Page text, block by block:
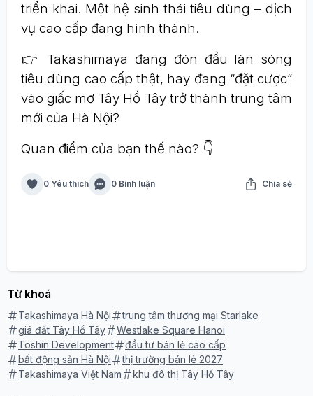
triển khai. Một hệ sinh thái tiêu dùng – dịch
vụ cao cấp đang hình thành.
👉 Takashimaya đang đón đầu làn sóng
tiêu dùng cao cấp thật, hay đang “đặt cược”
vào giấc mơ Tây Hồ Tây trở thành trung tâm
mới của Hà Nội?
Quan điểm của bạn thế nào? 👇
0 Yêu thích 0 Bình luận Chia sẻ
Từ khoá
Takashimaya Hà Nội
trung tâm thương mại Starlake
giá đất Tây Hồ Tây
Westlake Square Hanoi
Toshin Development
đầu tư bán lẻ cao cấp
bất động sản Hà Nội
thị trường bán lẻ 2027
Takashimaya Việt Nam
khu đô thị Tây Hồ Tây